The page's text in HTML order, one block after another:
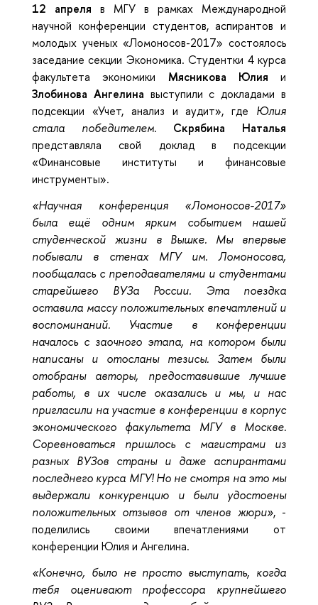
12 апреля в МГУ в рамках Международной
научной конференции студентов, аспирантов и
молодых ученых «Ломоносов-2017» состоялось
заседание секции Экономика. Студентки 4 курса
факультета экономики Мясникова Юлия и
Злобинова Ангелина выступили с докладами в
подсекции «Учет, анализ и аудит», где Юлия
стала победителем. Скрябина Наталья
представляла свой доклад в подсекции
«Финансовые институты и финансовые
инструменты».
«Научная конференция «Ломоносов-2017»
была ещё одним ярким событием нашей
студенческой жизни в Вышке. Мы впервые
побывали в стенах МГУ им. Ломоносова,
пообщалась с преподавателями и студентами
старейшего ВУЗа России. Эта поездка
оставила массу положительных впечатлений и
воспоминаний. Участие в конференции
началось с заочного этапа, на котором были
написаны и отосланы тезисы. Затем были
отобраны авторы, предоставившие лучшие
работы, в их числе оказались и мы, и нас
пригласили на участие в конференции в корпус
экономического факультета МГУ в Москве.
Соревноваться пришлось с магистрами из
разных ВУЗов страны и даже аспирантами
последнего курса МГУ! Но не смотря на это мы
выдержали конкуренцию и были удостоены
положительных отзывов от членов жюри», -
поделились своими впечатлениями от
конференции Юлия и Ангелина.
«Конечно, было не просто выступать, когда
тебя оценивают профессора крупнейшего